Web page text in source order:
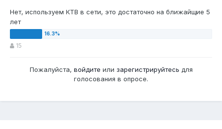
Нет, используем КТВ в сети, это достаточно на ближайщие 5
лет
15
Пожалуйста, войдите или зарегистрируйтесь для
голосования в опросе.